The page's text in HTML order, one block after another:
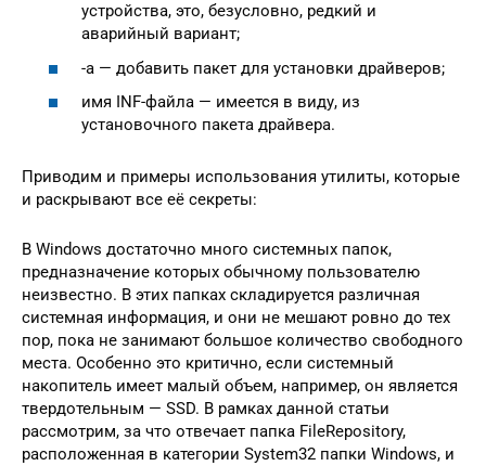
устройства, это, безусловно, редкий и
аварийный вариант;
-a — добавить пакет для установки драйверов;
имя INF-файла — имеется в виду, из
установочного пакета драйвера.
Приводим и примеры использования утилиты, которые
и раскрывают все её секреты:
В Windows достаточно много системных папок,
предназначение которых обычному пользователю
неизвестно. В этих папках складируется различная
системная информация, и они не мешают ровно до тех
пор, пока не занимают большое количество свободного
места. Особенно это критично, если системный
накопитель имеет малый объем, например, он является
твердотельным — SSD. В рамках данной статьи
рассмотрим, за что отвечает папка FileRepository,
расположенная в категории System32 папки Windows, и